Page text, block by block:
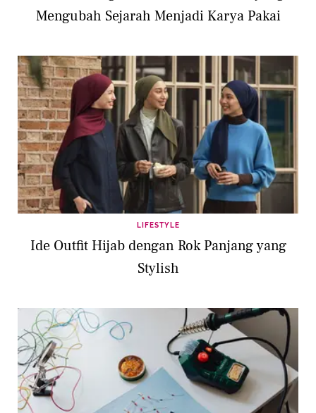
Mengubah Sejarah Menjadi Karya Pakai
LIFESTYLE
Ide Outfit Hijab dengan Rok Panjang yang
Stylish